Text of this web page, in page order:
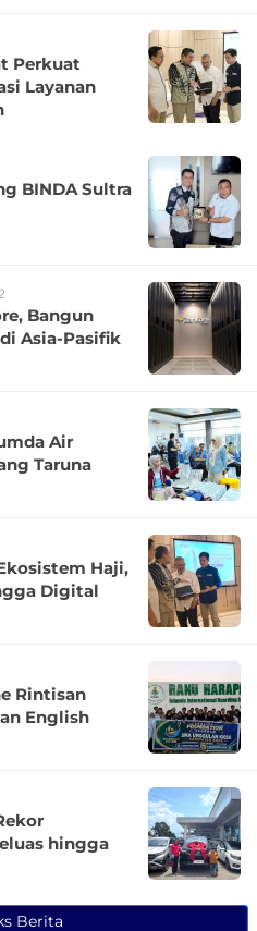
Perkuat
Layanan
BINDA Sultra
Bangun
Asia-Pasifik
Air
Taruna
Haji,
Digital
Rintisan
English
hingga
Berita